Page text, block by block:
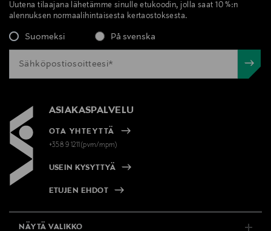
Uutena tilaajana lähetämme sinulle etukoodin, jolla saat 10 %:n
alennuksen normaalihintaisesta kertaostoksesta.
Suomeksi På svenska
ASIAKASPALVELU
OTA YHTEYTTÄ
+358 9 1211(pvm/mpm)
USEIN KYSYTTYÄ
ETUJEN EHDOT
NÄYTÄ VALIKKO